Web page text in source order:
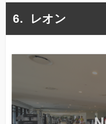
レオン